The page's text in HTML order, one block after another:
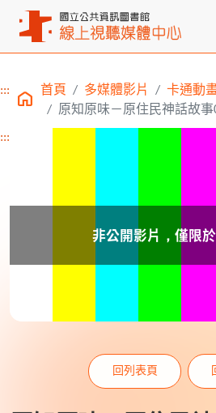
主要內容區塊
::: 首頁 多媒體影片 卡通動
原知原味－原住民神話故
:::
回列表頁